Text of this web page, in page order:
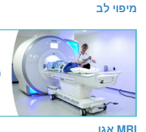
מיפוי לב